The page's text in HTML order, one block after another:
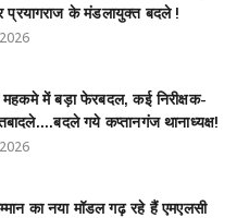
प्रयागराज के मंडलायुक्त बदले !
में बड़ा फेरबदल, कई निरीक्षक-
गये कप्तानगंज थानाध्यक्ष!
का नया मॉडल गढ़ रहे हैं एमएलसी